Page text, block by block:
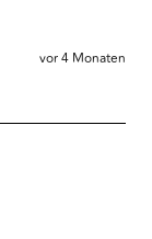
vor 4 Monaten